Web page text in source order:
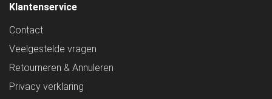
Klantenservice
Contact
Veelgestelde vragen
Retourneren & Annuleren
Privacy verklaring